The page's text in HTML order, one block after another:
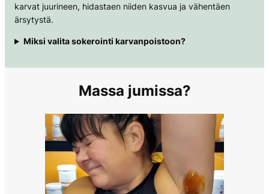
karvat juurineen, hidastaen niiden kasvua ja vähentäen
ärsytystä.
Miksi valita sokerointi karvanpoistoon?
Massa jumissa?